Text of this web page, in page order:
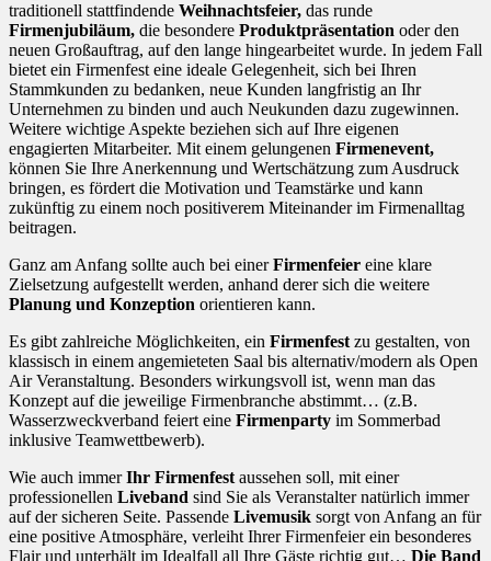
traditionell stattfindende Weihnachtsfeier, das runde
Firmenjubiläum, die besondere Produktpräsentation oder den
neuen Großauftrag, auf den lange hingearbeitet wurde. In jedem Fall
bietet ein Firmenfest eine ideale Gelegenheit, sich bei Ihren
Stammkunden zu bedanken, neue Kunden langfristig an Ihr
Unternehmen zu binden und auch Neukunden dazu zugewinnen.
Weitere wichtige Aspekte beziehen sich auf Ihre eigenen
engagierten Mitarbeiter. Mit einem gelungenen Firmenevent,
können Sie Ihre Anerkennung und Wertschätzung zum Ausdruck
bringen, es fördert die Motivation und Teamstärke und kann
zukünftig zu einem noch positiverem Miteinander im Firmenalltag
beitragen.
Ganz am Anfang sollte auch bei einerFirmenfeier eine klare
Zielsetzung aufgestellt werden, anhand derer sich die weitere
Planung und Konzeption orientieren kann.
Es gibt zahlreiche Möglichkeiten, ein Firmenfest zu gestalten, von
klassisch in einem angemieteten Saal bis alternativ/modern als Open
Air Veranstaltung. Besonders wirkungsvoll ist, wenn man das
Konzept auf die jeweilige Firmenbranche abstimmt… (z.B.
Wasserzweckverband feiert eine Firmenparty im Sommerbad
inklusive Teamwettbewerb).
Wie auch immerIhr Firmenfest aussehen soll, mit einer
professionellen Liveband sind Sie als Veranstalter natürlich immer
auf der sicheren Seite. Passende Livemusik sorgt von Anfang an für
eine positive Atmosphäre, verleiht Ihrer Firmenfeier ein besonderes
Flair und unterhält im Idealfall all Ihre Gäste richtig gut… Die Band